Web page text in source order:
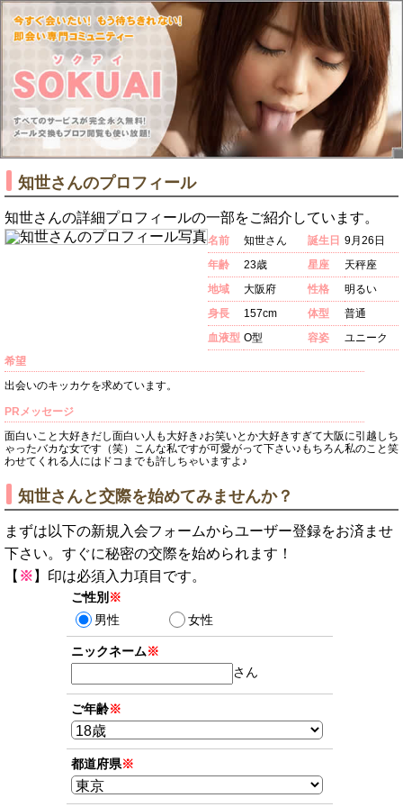
知世さんのプロフィール
知世さんの詳細プロフィールの一部をご紹介しています。
名前 知世さん 誕生日 9月26日
年齢
23歳 星座
天秤座
地域
大阪府 性格
明るい
身長
157cm 体型
普通
血液型 O型 容姿
ユニーク
希望
出会いのキッカケを求めています。
PRメッセージ
面白いこと大好きだし面白い人も大好き♪お笑いとか大好きすぎて大阪に引越しち
ゃったバカな女です（笑）こんな私ですが可愛がって下さい♪もちろん私のこと笑
わせてくれる人にはドコまでも許しちゃいますよ♪
知世さんと交際を始めてみませんか？
まずは以下の新規入会フォームからユーザー登録をお済ませ
下さい。すぐに秘密の交際を始められます！
【 ※ 】印は必須入力項目です。